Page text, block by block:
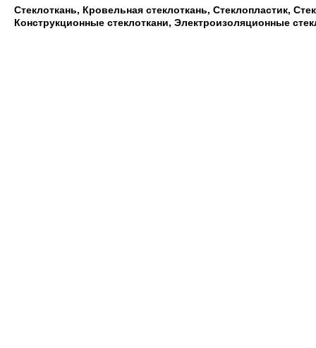
Стеклоткань, Кровельная стеклоткань, Стеклопластик,
Конструкционные стеклоткани, Электроизоляционные